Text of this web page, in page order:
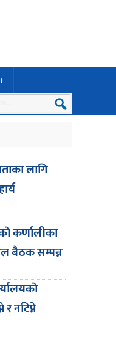
लागि
कर्णालीका
बैठक सम्पन्न
नटिप्ने